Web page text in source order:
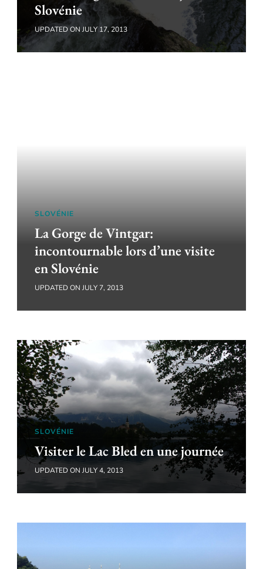
Slovénie
UPDATED ON JULY 17, 2013
SLOVÉNIE
La Gorge de Vintgar:
incontournable lors d’une visite
en Slovénie
UPDATED ON JULY 7, 2013
SLOVÉNIE
Visiter le Lac Bled en une journée
UPDATED ON JULY 4, 2013